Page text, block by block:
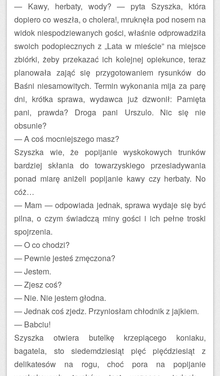
— Kawy, herbaty, wody? — pyta Szyszka, która
dopiero co weszła, o cholera!, mruknęła pod nosem na
widok niespodziewanych gości, właśnie odprowadziła
swoich podopiecznych z „Lata w mieście” na miejsce
zbiórki, żeby przekazać ich kolejnej opiekunce, teraz
planowała zająć się przygotowaniem rysunków do
Baśni niesamowitych. Termin wykonania mija za parę
dni, krótka sprawa, wydawca już dzwonił: Pamięta
pani, prawda? Droga pani Urszulo. Nic się nie
obsunie?
— A coś mocniejszego masz?
Szyszka wie, że popijanie wyskokowych trunków
bardziej skłania do towarzyskiego przesiadywania
ponad miarę aniżeli popijanie kawy czy herbaty. No
cóż…
— Mam — odpowiada jednak, sprawa wydaje się być
pilna, o czym świadczą miny gości i ich pełne troski
spojrzenia.
— O co chodzi?
— Pewnie jesteś zmęczona?
— Jestem.
— Zjesz coś?
— Nie. Nie jestem głodna.
— Jednak coś zjedz. Przyniosłam chłodnik z jajkiem.
— Babciu!
Szyszka otwiera butelkę krzepiącego koniaku,
bagatela, sto siedemdziesiąt pięć pięćdziesiąt z
delikatesów na rogu, choć pora na popijanie